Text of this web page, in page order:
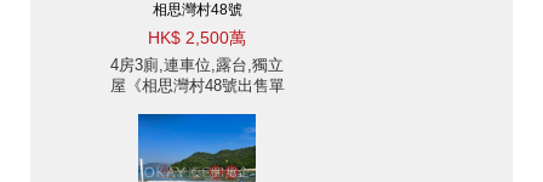
相思灣村48號
HK$ 2,500萬
4房3廁,連車位,露台,獨立
屋《相思灣村48號出售單